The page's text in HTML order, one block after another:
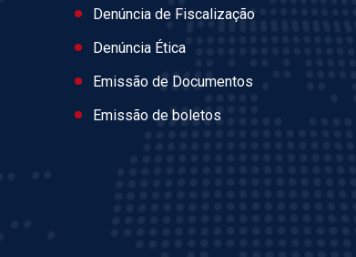
Denúncia de Fiscalização
Denúncia Ética
Emissão de Documentos
Emissão de boletos